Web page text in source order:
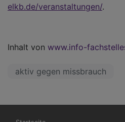
elkb.de/veranstaltungen/.
Inhalt von www.info-
aktiv gegen missbrauch
Hauptnavigation